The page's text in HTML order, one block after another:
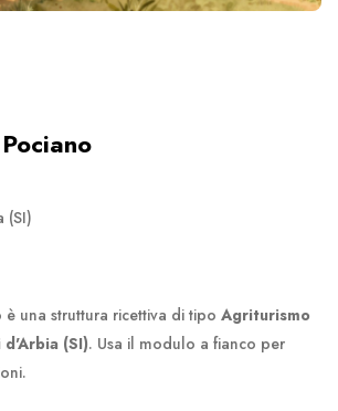
(SI)
una struttura ricettiva di tipo Agriturismo
(SI). Usa il modulo a fianco per